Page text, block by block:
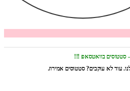
סטטוסים בוואטסאפ !!!
עוד לא עוקבים? סטטוסים אמירוז.